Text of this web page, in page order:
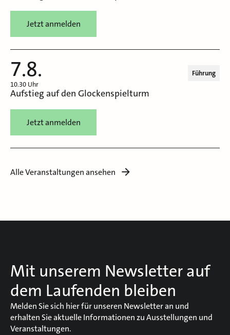
Jetzt anmelden
7.8.
10.30 Uhr
Führung
Aufstieg auf den Glockenspielturm
Jetzt anmelden
Alle Veranstaltungen ansehen
Mit unserem Newsletter auf
dem Laufenden bleiben
Melden Sie sich hier für unseren Newsletter an und
erhalten Sie aktuelle Informationen zu Ausstellungen und
Veranstaltungen.